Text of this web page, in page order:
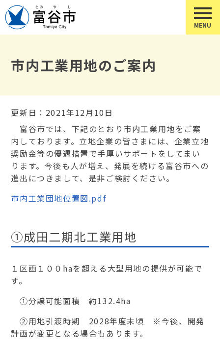
市内工業用地のご案内
更新日：2021年12月10日
富谷市では、下記のとおり市内工業用地をご案
内しております。立地企業の皆さまには、企業立地
奨励金等の優遇措置で手厚いサポートをしてまい
ります。今後も人が増え、発展を続ける富谷市への
進出につきまして、是非ご検討ください。
市内工業団地位置図.pdf
①成田二期北工業用地
１区画１００haを超える大型用地の提供が可能で
す。
①分譲可能面積 約132.4ha
②用地引渡時期 2028年度末頃 ※今後、開発
計画が変更となる場合もあります。